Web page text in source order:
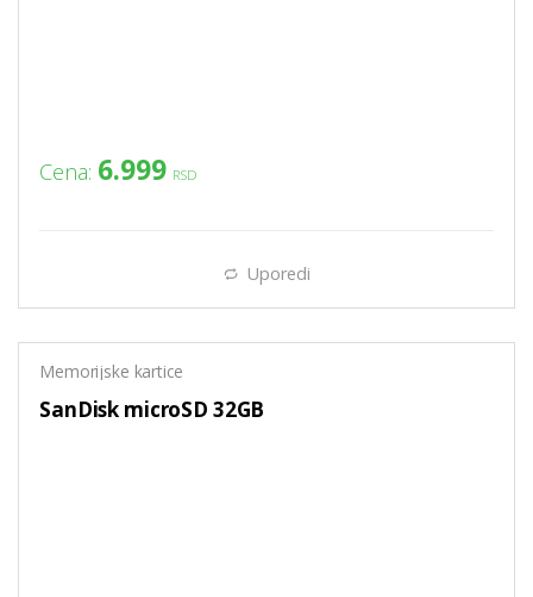
Cena: 6.999 RSD
Uporedi
Memorijske kartice
SanDisk microSD 32GB